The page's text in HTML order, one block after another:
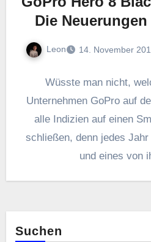
Die
Leon 14. November
Wüsste man nicht,
Unternehmen GoPro auf
alle Indizien auf einen
schließen, denn jedes
und eines von
Suchen